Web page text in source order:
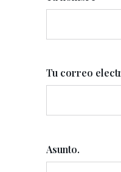
Tu correo
Asunto.